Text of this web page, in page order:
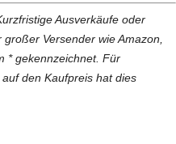
Ausverkäufe oder
Versender wie Amazon,
* gekennzeichnet. Für
den Kaufpreis hat dies